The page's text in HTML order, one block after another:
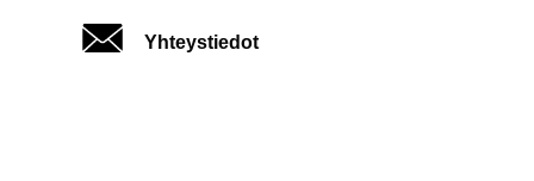
Yhteystiedot